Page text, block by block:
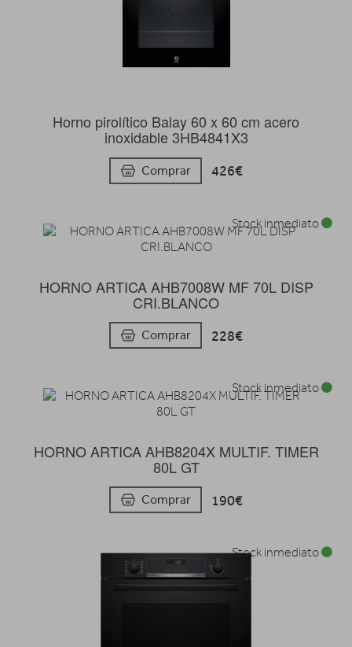
Horno pirolítico Balay 60 x 60 cm acero
inoxidable 3HB4841X3
Comprar 426€
HORNO ARTICA AHB7008W MF 70L DISP
CRI.BLANCO
Comprar 228€
Stock inmediato
HORNO ARTICA AHB8204X MULTIF. TIMER
80L GT
Comprar 190€
Stock inmediato
Stock inmediato